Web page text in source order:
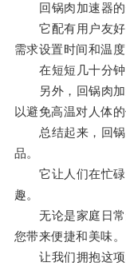
回锅肉加速器的
它配有用户友好
需求设置时间和温
在短短几十分钟
另外，回锅肉加
以避免高温对人体的
总结起来，回锅
品。
它让人们在忙碌
趣。
无论是家庭日常
您带来便捷和美味。
让我们拥抱这项